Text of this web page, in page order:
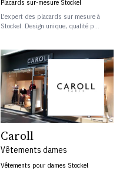
Placards sur-mesure Stockel
L'expert des placards sur mesure à
Stockel. Design unique, qualité p...
Caroll
Vêtements dames
Vêtements pour dames Stockel